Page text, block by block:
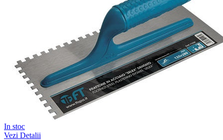
In stoc
Vezi Detalii